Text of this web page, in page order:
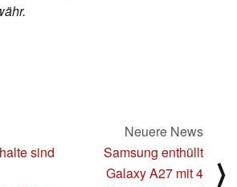
sind
Neuere News
Samsung enthüllt
Galaxy A27 mit 4
⟩